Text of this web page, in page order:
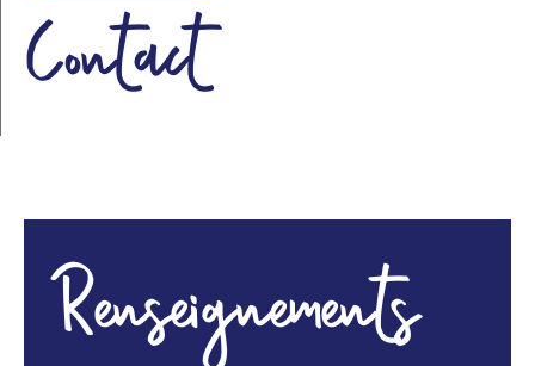
Contact
Renseignements